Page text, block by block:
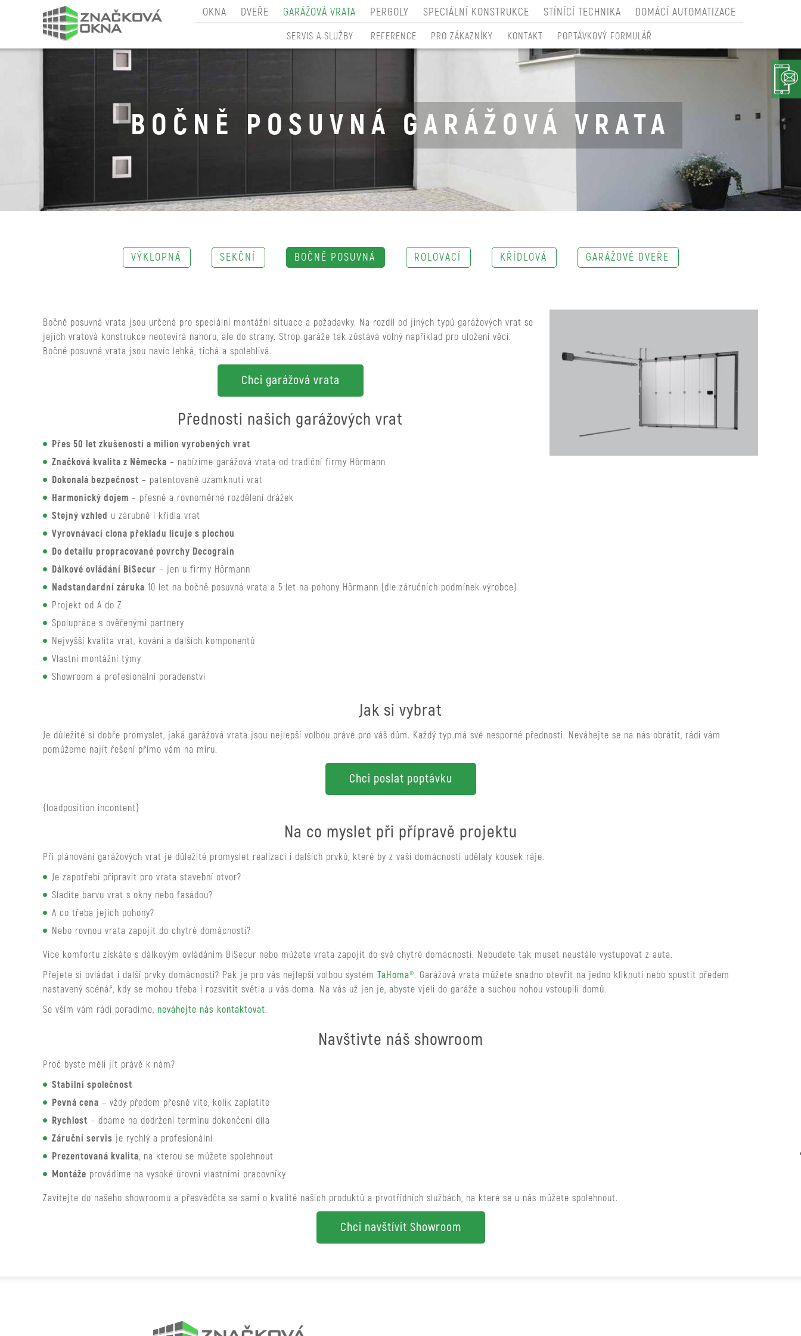
OKNA DVEŘE GARÁŽOVÁ VRATA PERGOLY SPECIÁLNÍ KONSTRUKCE STÍNÍCÍ TECHNIKA DOMÁCÍ AUTOMATIZACE
SERVIS A SLUŽBY REFERENCE PRO ZÁKAZNÍKY KONTAKT POPTÁVKOVÝ FORMULÁŘ
BOČNĚ POSUVNÁ GARÁŽOVÁ VRATA
VÝKLOPNÁ SEKČNÍ BOČNĚ POSUVNÁ ROLOVACÍ KŘÍDLOVÁ GARÁŽOVÉ DVEŘE
Bočně posuvná vrata jsou určená pro speciální montážní situace a požadavky. Na rozdíl od jiných typů garážových vrat se
jejich vratová konstrukce neotevírá nahoru, ale do strany. Strop garáže tak zůstává volný například pro uložení věcí.
Bočně posuvná vrata jsou navíc lehká, tichá a spolehlivá.
Chci garážová vrata
Přednosti našich garážových vrat
Přes 50 let zkušeností a milion vyrobených vrat
Značková kvalita z Německa – nabízíme garážová vrata od tradiční firmy Hörmann
Dokonalá bezpečnost – patentované uzamknutí vrat
Harmonický dojem – přesné a rovnoměrné rozdělení drážek
Stejný vzhled u zárubně i křídla vrat
Vyrovnávací clona překladu lícuje s plochou
Do detailu propracované povrchy Decograin
Dálkové ovládání BiSecur – jen u firmy Hörmann
Nadstandardní záruka 10 let na bočně posuvná vrata a 5 let na pohony Hörmann (dle záručních podmínek výrobce)
Projekt od A do Z
Spolupráce s ověřenými partnery
Nejvyšší kvalita vrat, kování a dalších komponentů
Vlastní montážní týmy
Showroom a profesionální poradenství
Jak si vybrat
Je důležité si dobře promyslet, jaká garážová vrata jsou nejlepší volbou právě pro váš dům. Každý typ má své nesporné přednosti. Neváhejte se na nás obrátit, rádi vám
pomůžeme najít řešení přímo vám na míru.
Chci poslat poptávku
{loadposition incontent}
Na co myslet při přípravě projektu
Při plánování garážových vrat je důležité promyslet realizaci i dalších prvků, které by z vaší domácnosti udělaly kousek ráje.
Je zapotřebí připravit pro vrata stavební otvor?
Sladíte barvu vrat s okny nebo fasádou?
A co třeba jejich pohony?
Nebo rovnou vrata zapojit do chytré domácnosti?
Více komfortu získáte s dálkovým ovládáním BiSecur nebo můžete vrata zapojit do své chytré domácnosti. Nebudete tak muset neustále vystupovat z auta.
Přejete si ovládat i další prvky domácnosti? Pak je pro vás nejlepší volbou systém TaHoma®. Garážová vrata můžete snadno otevřít na jedno kliknutí nebo spustit předem
nastavený scénář, kdy se mohou třeba i rozsvítit světla u vás doma. Na vás už jen je, abyste vjeli do garáže a suchou nohou vstoupili domů.
Se vším vám rádi poradíme, neváhejte nás kontaktovat.
Navštivte náš showroom
Proč byste měli jít právě k nám?
Stabilní společnost
Pevná cena – vždy předem přesně víte, kolik zaplatíte
Rychlost – dbáme na dodržení termínu dokončení díla
Záruční servis je rychlý a profesionální
Prezentovaná kvalita, na kterou se můžete spolehnout
Montáže provádíme na vysoké úrovni vlastními pracovníky
Zavítejte do našeho showroomu a přesvědčte se sami o kvalitě našich produktů a prvotřídních službách, na které se u nás můžete spolehnout.
Chci navštívit Showroom